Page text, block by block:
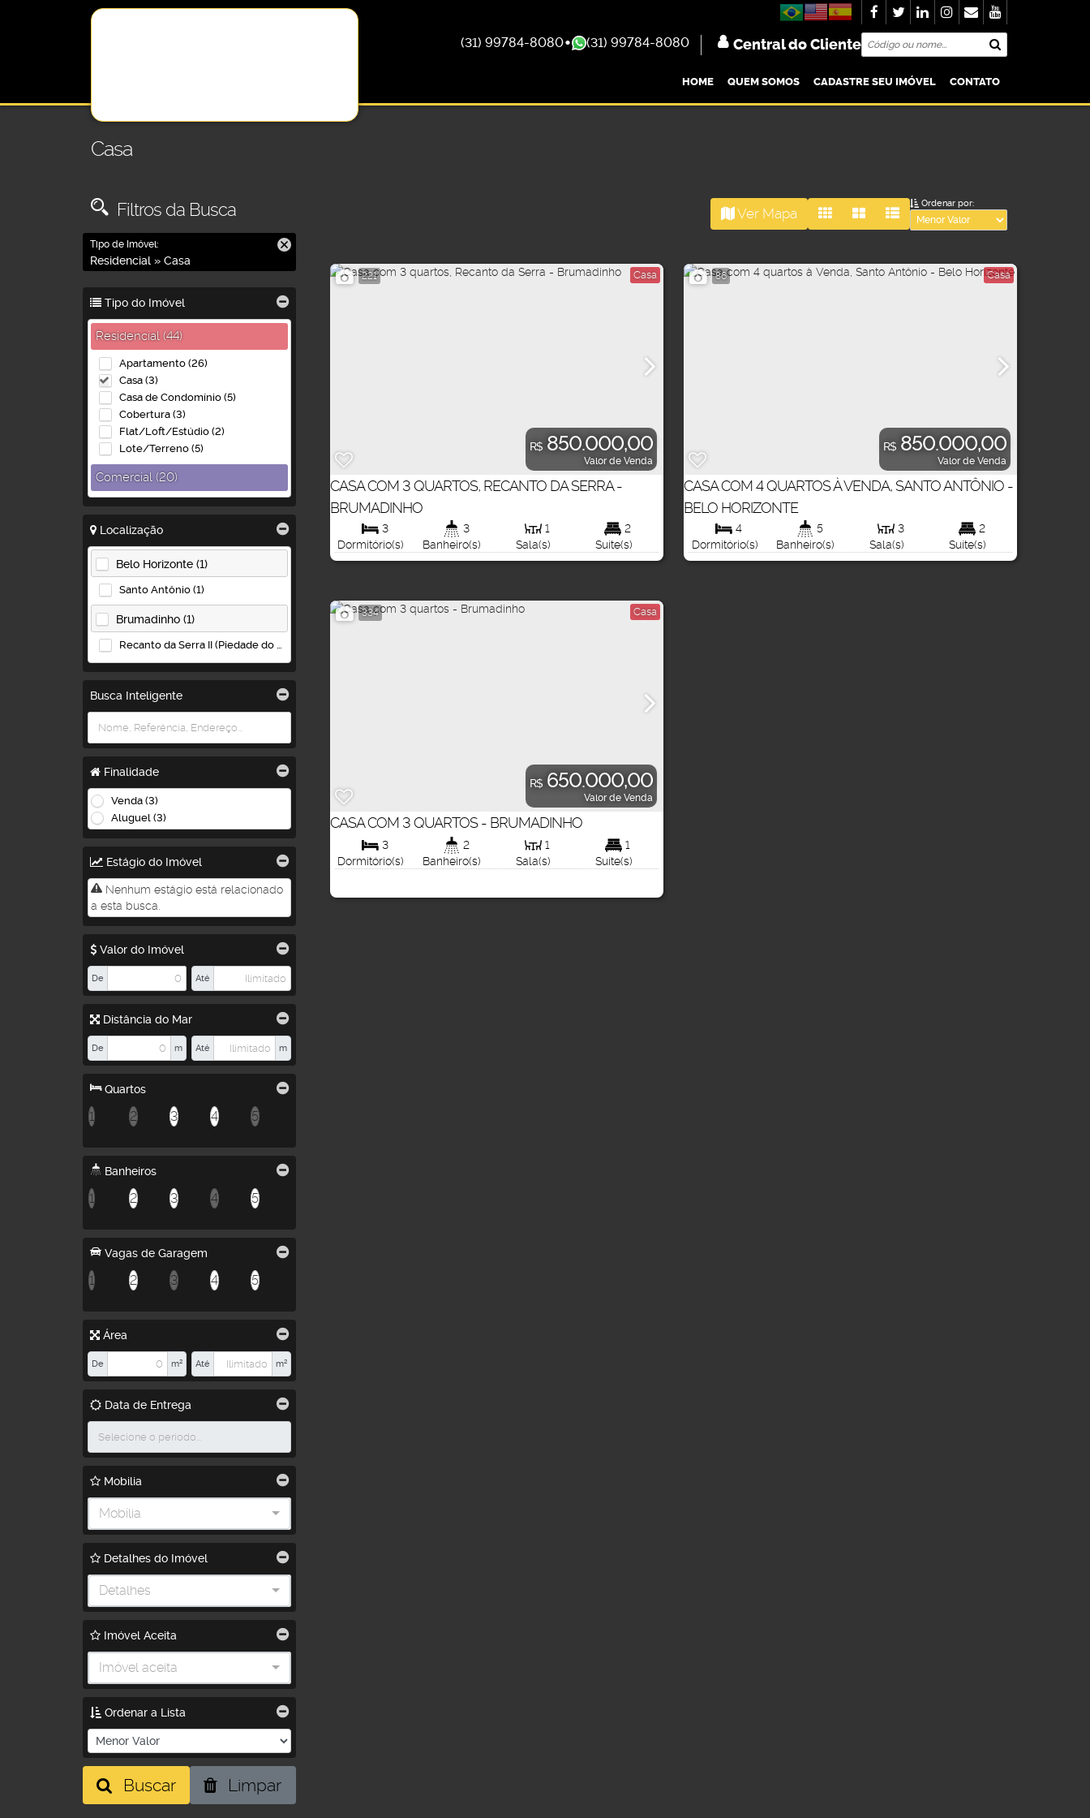
Central do Cliente
(31) 99784-8080 (31) 99784-8080
CONTATO
CADASTRE SEU IMÓVEL
QUEM SOMOS
HOME
Casa
Filtros da Busca
Tipo de Imóvel:
Residencial » Casa
Tipo do Imóvel
Residencial (44)
Apartamento (26)
Casa (3)
Casa de Condomínio (5)
Cobertura (3)
Flat/Loft/Estúdio (2)
Lote/Terreno (5)
Comercial (20)
Andar Corrido (2)
Prédio (3)
Industrial (1)
Localização
Belo Horizonte (1)
Santo Antônio (1)
Brumadinho (1)
Busca Inteligente
Finalidade
Venda (3)
Aluguel (3)
Estágio do Imóvel
Nenhum estágio está relacionado
a esta busca.
Valor do Imóvel
De Até
Distância do Mar
De m Até m
Quartos
1 2 3 4 5
Banheiros
1 2 3 4 5
Vagas de Garagem
1 2 3 4 5
Área
De m² Até m²
Data de Entrega
Mobilia
Mobília
Detalhes do Imóvel
Detalhes
Imóvel Aceita
Imóvel aceita
Ordenar a Lista
Buscar Limpar
Ver Mapa
Ordenar por:
221 Casa
R$850.000,00
Valor de Venda
CASA COM 3 QUARTOS, RECANTO DA SERRA -
BRUMADINHO
3
Dormitório(s)
3
Banheiro(s)
1
Sala(s)
2
Suíte(s)
Total:
.00m²
Vaga(s)
.00m²
86 Casa
R$ 850.000,00
Valor de Venda
CASA COM 4 QUARTOS À VENDA, SANTO ANTÔNIO -
BELO HORIZONTE
4
Dormitório(s)
5
Banheiro(s)
3
Sala(s)
2
Suíte(s)
334 Casa
R$650.000,00
Valor de Venda
CASA COM 3 QUARTOS - BRUMADINHO
3
Dormitório(s)
2
Banheiro(s)
1
Sala(s)
1
Suíte(s)